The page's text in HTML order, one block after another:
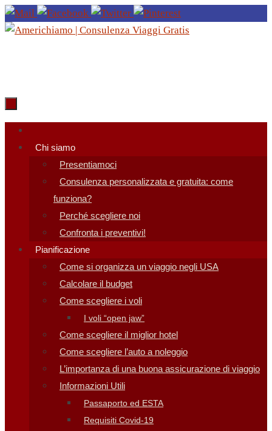
Salta
al
Salta
contenuto
Chi siamo
Presentiamoci
Consulenza personalizzata e gratuita: come
funziona?
Perché scegliere noi
Confronta i preventivi!
Pianificazione
Come si organizza un viaggio negli USA
Calcolare il budget
Come scegliere i voli
I voli “open jaw”
Come scegliere il miglior hotel
Come scegliere l’auto a noleggio
L’importanza di una buona assicurazione di viaggio
Informazioni Utili
Passaporto ed ESTA
Requisiti Covid-19